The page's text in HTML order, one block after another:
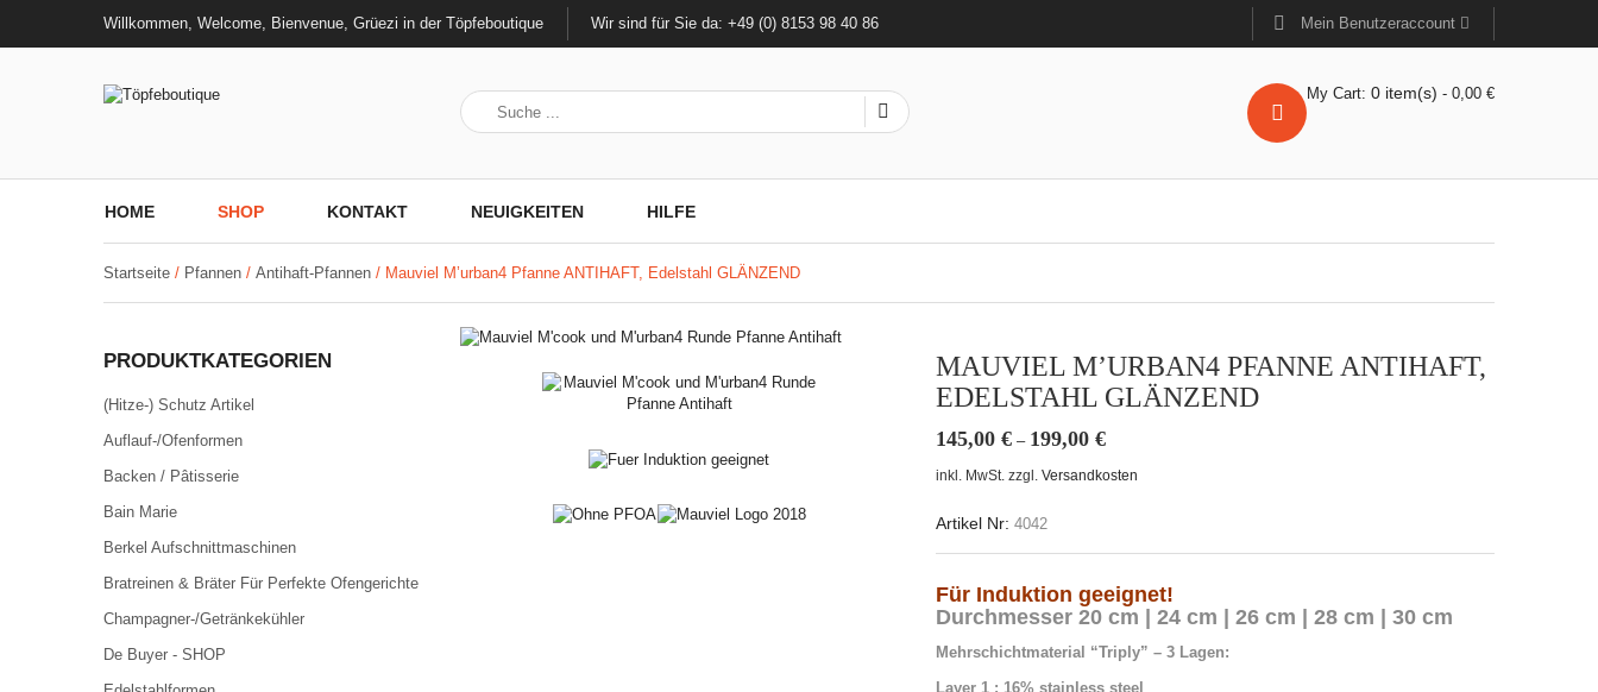
Willkommen, Welcome, Bienvenue, Grüezi in der Töpfeboutique Wir sind für Sie da: +49 (0) 8153 98 40 86 Mein Benutzeraccount
My Cart: 0 item(s) - 0,00 €
HOME SHOP KONTAKT NEUIGKEITEN HILFE
Startseite / Pfannen / Antihaft-Pfannen / Mauviel M’urban4 Pfanne ANTIHAFT, Edelstahl GLÄNZEND
MAUVIEL M’URBAN4 PFANNE ANTIHAFT,
EDELSTAHL GLÄNZEND
145,00 € – 199,00 €
inkl. MwSt. zzgl. Versandkosten
Artikel Nr: 4042
Für Induktion geeignet!
Durchmesser 20 cm | 24 cm | 26 cm | 28 cm | 30 cm
Mehrschichtmaterial “Triply” – 3 Lagen:
Layer 1 : 16% stainless steel
PRODUKTKATEGORIEN
(Hitze-) Schutz Artikel
Auflauf-/Ofenformen
Backen / Pâtisserie
Bain Marie
Berkel Aufschnittmaschinen
Bratreinen & Bräter Für Perfekte Ofengerichte
Champagner-/Getränkekühler
De Buyer - SHOP